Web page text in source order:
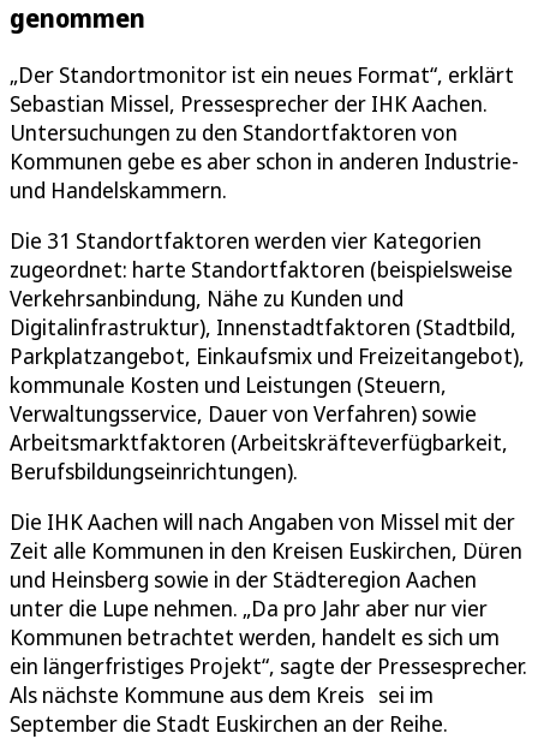
genommen
„Der Standortmonitor ist ein neues Format“, erklärt
Sebastian Missel, Pressesprecher der IHK Aachen.
Untersuchungen zu den Standortfaktoren von
Kommunen gebe es aber schon in anderen Industrie-
und Handelskammern.
Die 31 Standortfaktoren werden vier Kategorien
zugeordnet: harte Standortfaktoren (beispielsweise
Verkehrsanbindung, Nähe zu Kunden und
Digitalinfrastruktur), Innenstadtfaktoren (Stadtbild,
Parkplatzangebot, Einkaufsmix und Freizeitangebot),
kommunale Kosten und Leistungen (Steuern,
Verwaltungsservice, Dauer von Verfahren) sowie
Arbeitsmarktfaktoren (Arbeitskräfteverfügbarkeit,
Berufsbildungseinrichtungen).
Die IHK Aachen will nach Angaben von Missel mit der
Zeit alle Kommunen in den Kreisen Euskirchen, Düren
und Heinsberg sowie in der Städteregion Aachen
unter die Lupe nehmen. „Da pro Jahr aber nur vier
Kommunen betrachtet werden, handelt es sich um
ein längerfristiges Projekt“, sagte der Pressesprecher.
Als nächste Kommune aus dem Kreis sei im
September die Stadt Euskirchen an der Reihe.